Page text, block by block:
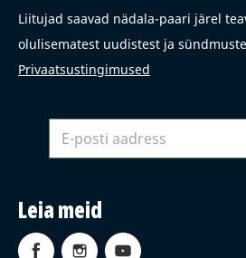
Liitujad saavad nädala-paari järel
olulisematest uudistest ja
Privaatsustingimused
Leia meid